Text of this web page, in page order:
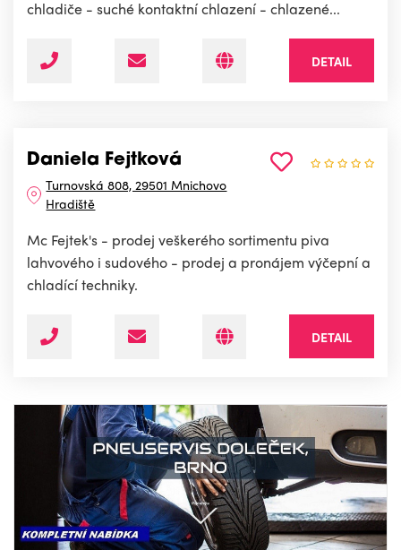
chladiče - suché kontaktní chlazení - chlazené...
DETAIL
Daniela Fejtková
Turnovská 808, 29501 Mnichovo
Hradiště
Mc Fejtek's - prodej veškerého sortimentu piva
lahvového i sudového - prodej a pronájem výčepní a
chladící techniky.
DETAIL